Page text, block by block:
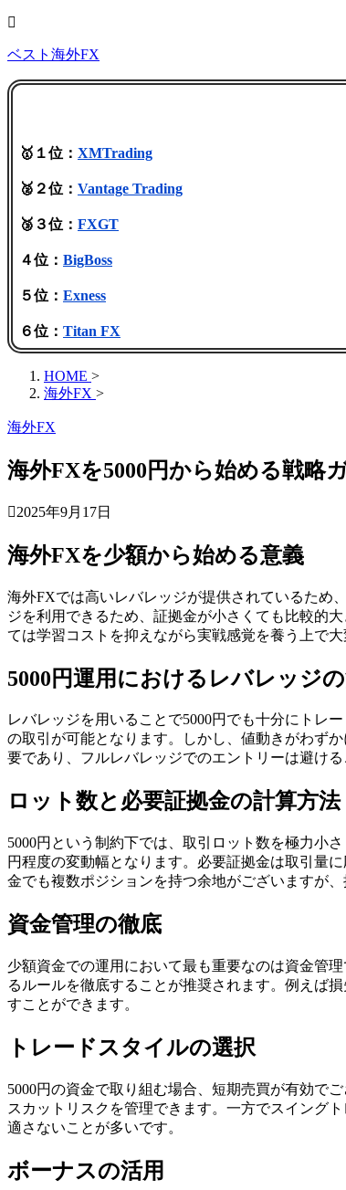
ベスト海外FX
🥇１位： XMTrading
🥈２位： Vantage Trading
🥉３位： FXGT
４位： BigBoss
５位： Exness
６位： Titan FX
HOME >
海外FX >
海外FX
海外FXを5000円から始める戦略
2025年9月17日
海外FXを少額から始める意義
海外FXでは高いレバレッジが提供されているため
ジを利用できるため、証拠金が小さくても比較的
ては学習コストを抑えながら実戦感覚を養う上で大
5000円運用におけるレバレッジ
レバレッジを用いることで5000円でも十分にトレ
の取引が可能となります。しかし、値動きがわず
要であり、フルレバレッジでのエントリーは避ける
ロット数と必要証拠金の計算方法
5000円という制約下では、取引ロット数を極力小
円程度の変動幅となります。必要証拠金は取引量
金でも複数ポジションを持つ余地がございますが
資金管理の徹底
少額資金での運用において最も重要なのは資金管
るルールを徹底することが推奨されます。例えば
すことができます。
トレードスタイルの選択
5000円の資金で取り組む場合、短期売買が有効で
スカットリスクを管理できます。一方でスイング
適さないことが多いです。
ボーナスの活用